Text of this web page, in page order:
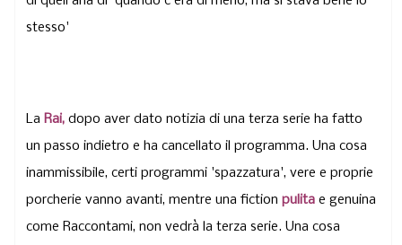
stesso'
La Rai, dopo aver dato notizia di una terza serie ha fatto
un passo indietro e ha cancellato il programma.Una cosa
inammissibile, certi programmi 'spazzatura', vere e proprie
porcherie vanno avanti, mentre una fictionpulita e genuina
come Raccontami, non vedrà la terza serie. Una cosa